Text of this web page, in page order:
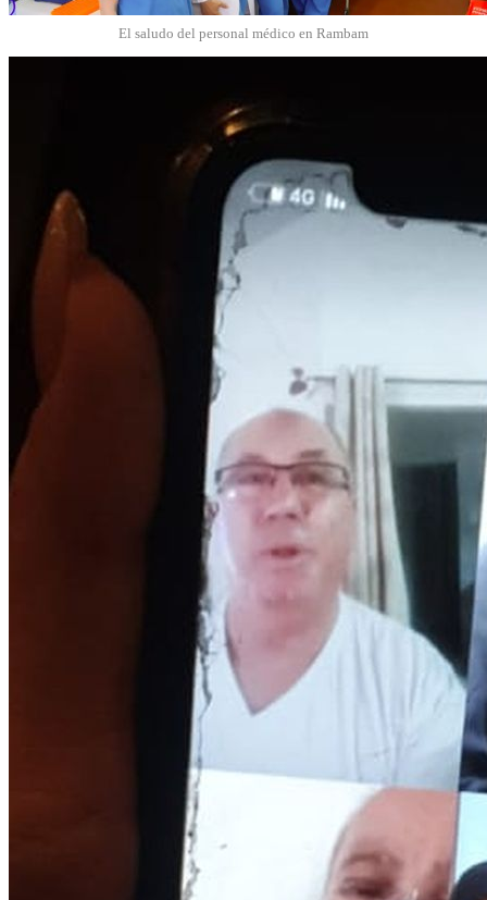
El saludo del personal médico en Rambam